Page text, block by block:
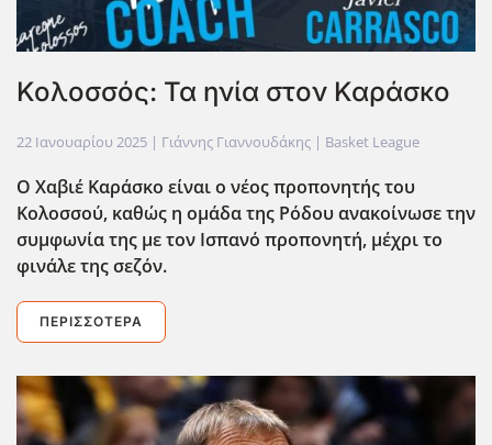
Κολοσσός: Τα ηνία στον Καράσκο
22 Ιανουαρίου 2025 | Γιάννης Γιαννουδάκης | Basket League
Ο Χαβιέ Καράσκο είναι ο νέος προπονητής του
Κολοσσού, καθώς η ομάδα της Ρόδου ανακοίνωσε την
συμφωνία της με τον Ισπανό προπονητή, μέχρι το
φινάλε της σεζόν.
ΠΕΡΙΣΣΌΤΕΡΑ